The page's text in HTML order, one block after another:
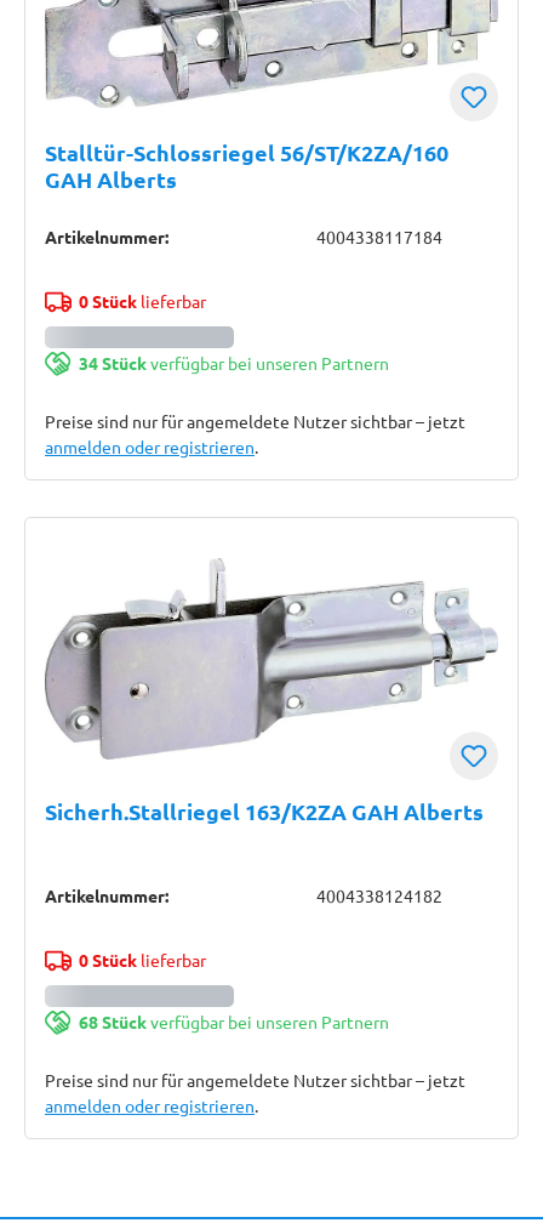
Stalltür-Schlossriegel 56/ST/K2ZA/160
GAH Alberts
Artikelnummer: 4004338117184
0 Stücklieferbar
34 Stückverfügbar bei unseren Partnern
Preise sind nur für angemeldete Nutzer sichtbar – jetzt
anmelden oder registrieren.
Sicherh.Stallriegel 163/K2ZA GAH Alberts
Artikelnummer: 4004338124182
0 Stücklieferbar
68 Stückverfügbar bei unseren Partnern
Preise sind nur für angemeldete Nutzer sichtbar – jetzt
anmelden oder registrieren.